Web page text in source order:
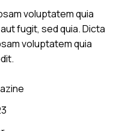
voluptatem quia
fugit, sed quia. Dicta
voluptatem quia